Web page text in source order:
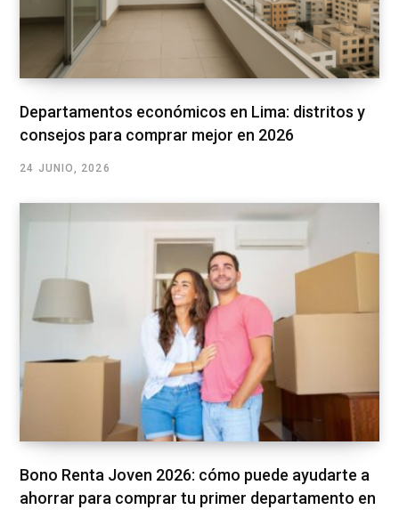
Departamentos económicos en Lima: distritos y
consejos para comprar mejor en 2026
24 JUNIO, 2026
Bono Renta Joven 2026: cómo puede ayudarte a
ahorrar para comprar tu primer departamento en